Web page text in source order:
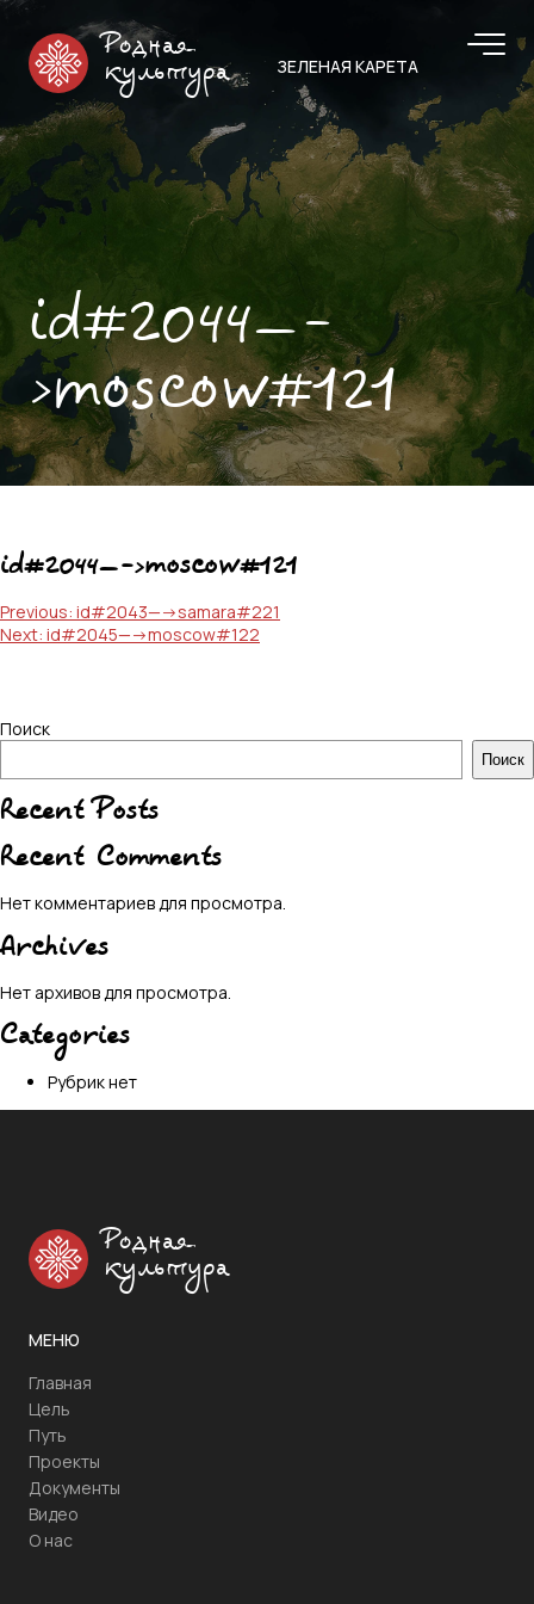
Родная
культура
ЗЕЛЕНАЯ КАРЕТА
id#2044—-
>moscow#121
id#2044—->moscow#121
Навигация
по
Previous: id#2043—->samara#221
Next: id#2045—->moscow#122
Поиск
Поиск
Recent Posts
Recent Comments
Нет комментариев для просмотра.
Archives
Нет архивов для просмотра.
Categories
Рубрик нет
Родная
культура
МЕНЮ
Главная
Цель
Путь
Проекты
Документы
Видео
О нас